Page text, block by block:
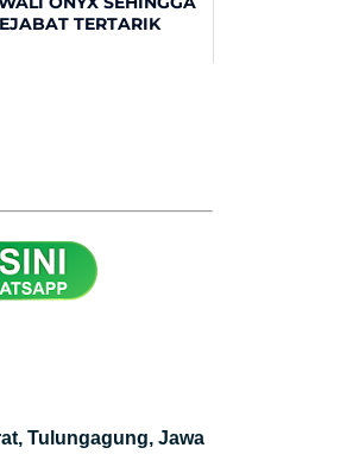
TERTARIK
Tulungagung, Jawa